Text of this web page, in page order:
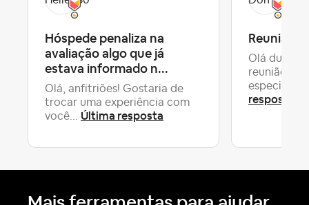
Hóspede penaliza na
avaliação algo que já
estava informado n...
Olá, anfitriões! Gostaria de
trocar uma experiência com
você... Última resposta
Reunião
Olá duas
reunião
resposta